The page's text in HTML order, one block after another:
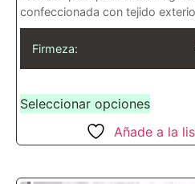
confeccionada con tejido
Firmeza:
Seleccionar opciones
Añade a la